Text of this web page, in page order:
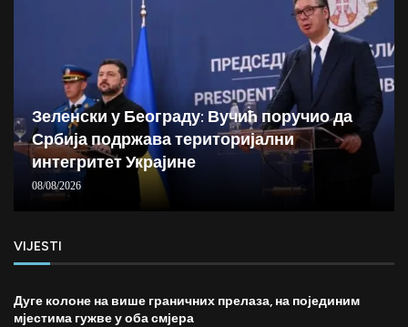
Зеленски у Београду: Вучић поручио да
Србија подржава територијални
интегритет Украјине
08/08/2026
VIJESTI
Дуге колоне на више граничних прелаза, на појединим
мјестима гужве у оба смјера